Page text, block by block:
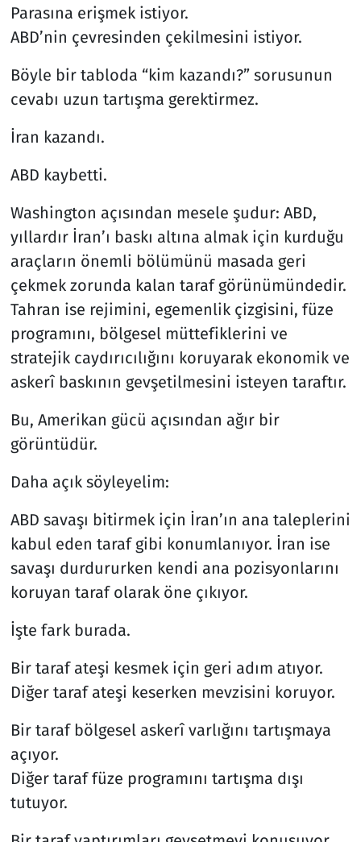
Parasına erişmek istiyor.
ABD’nin çevresinden çekilmesini istiyor.
Böyle bir tabloda “kim kazandı?” sorusunun
cevabı uzun tartışma gerektirmez.
İran kazandı.
ABD kaybetti.
Washington açısından mesele şudur: ABD,
yıllardır İran’ı baskı altına almak için kurduğu
araçların önemli bölümünü masada geri
çekmek zorunda kalan taraf görünümündedir.
Tahran ise rejimini, egemenlik çizgisini, füze
programını, bölgesel müttefiklerini ve
stratejik caydırıcılığını koruyarak ekonomik ve
askerî baskının gevşetilmesini isteyen taraftır.
Bu, Amerikan gücü açısından ağır bir
görüntüdür.
Daha açık söyleyelim:
ABD savaşı bitirmek için İran’ın ana taleplerini
kabul eden taraf gibi konumlanıyor. İran ise
savaşı durdururken kendi ana pozisyonlarını
koruyan taraf olarak öne çıkıyor.
İşte fark burada.
Bir taraf ateşi kesmek için geri adım atıyor.
Diğer taraf ateşi keserken mevzisini koruyor.
Bir taraf bölgesel askerî varlığını tartışmaya
açıyor.
Diğer taraf füze programını tartışma dışı
tutuyor.